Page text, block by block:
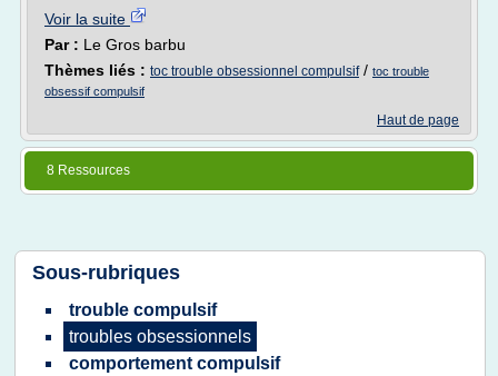
Voir la suite
Par : Le Gros barbu
Thèmes liés : toc trouble obsessionnel compulsif/ toc trouble
obsessif compulsif
Haut de page
8 Ressources
Sous-rubriques
trouble compulsif
troubles obsessionnels
comportement compulsif